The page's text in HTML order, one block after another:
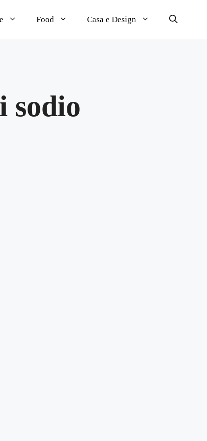
Food Casa e Design
sodio